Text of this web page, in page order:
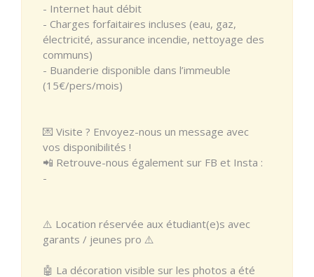
- Internet haut débit
- Charges forfaitaires incluses (eau, gaz,
électricité, assurance incendie, nettoyage des
communs)
- Buanderie disponible dans l’immeuble
(15€/pers/mois)
💌 Visite ? Envoyez-nous un message avec
vos disponibilités !
📲 Retrouve-nous également sur FB et Insta :
-
⚠️ Location réservée aux étudiant(e)s avec
garants / jeunes pro ⚠️
🤖 La décoration visible sur les photos a été